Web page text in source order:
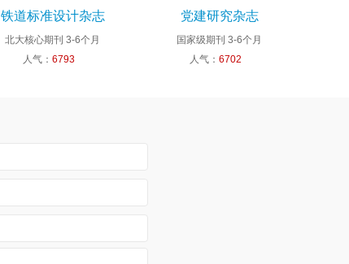
铁道标准设计杂志
北大核心期刊 3-6个月
人气： 6793
党建研究杂志
国家级期刊 3-6个月
人气： 6702